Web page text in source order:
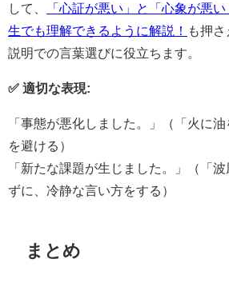
して、
「心証が悪い」と「心象が悪
生でも理解できるように解説！
も押
説明での言葉選びに役立ちます。
✅ 適切な表現:
「事態が悪化しました。」（「火に
を避ける）
「新たな課題が生じました。」（「
ずに、冷静な言い方をする）
まとめ